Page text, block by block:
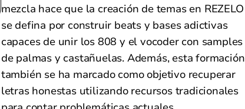
mezcla hace que la creación de temas en REZELO
se defina por construir beats y bases adictivas
capaces de unir los 808 y el vocoder con samples
de palmas y castañuelas. Además, esta formación
también se ha marcado como objetivo recuperar
letras honestas utilizando recursos tradicionales